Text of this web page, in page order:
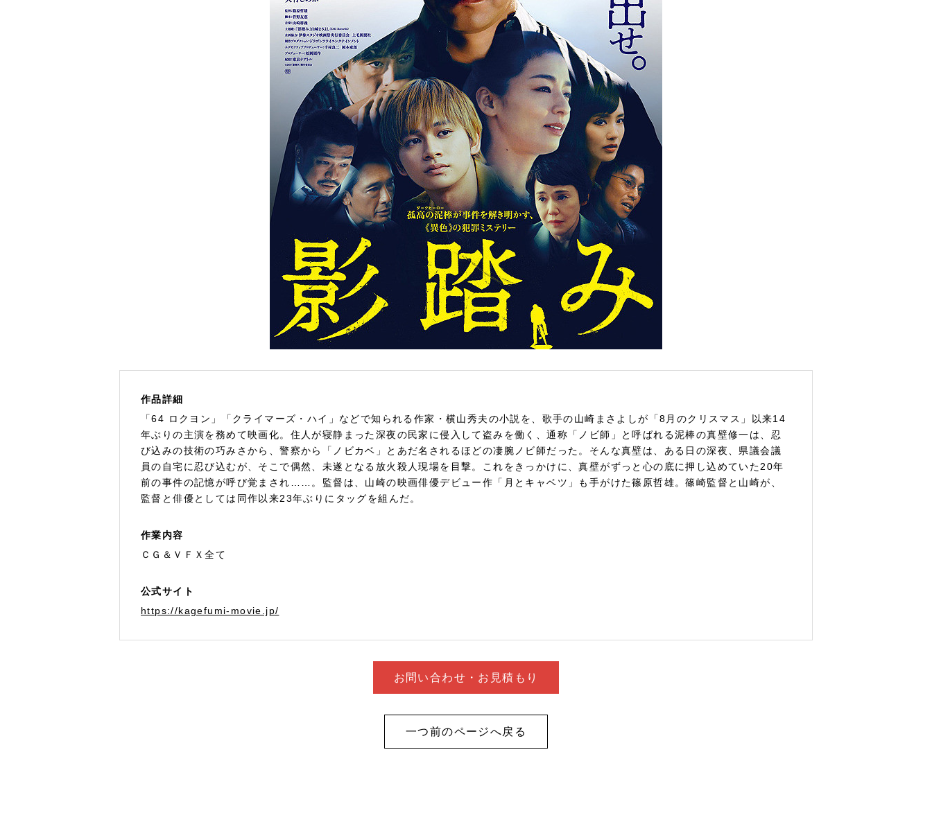
作品詳細
「64 ロクヨン」「クライマーズ・ハイ」などで知られる作家・横山秀夫の小説を、歌手の山崎まさよしが「8月のクリスマス」以来14
年ぶりの主演を務めて映画化。住人が寝静まった深夜の民家に侵入して盗みを働く、通称「ノビ師」と呼ばれる泥棒の真壁修一は、忍
び込みの技術の巧みさから、警察から「ノビカベ」とあだ名されるほどの凄腕ノビ師だった。そんな真壁は、ある日の深夜、県議会議
員の自宅に忍び込むが、そこで偶然、未遂となる放火殺人現場を目撃。これをきっかけに、真壁がずっと心の底に押し込めていた20年
前の事件の記憶が呼び覚まされ……。監督は、山崎の映画俳優デビュー作「月とキャベツ」も手がけた篠原哲雄。篠崎監督と山崎が、
監督と俳優としては同作以来23年ぶりにタッグを組んだ。
作業内容
ＣＧ＆ＶＦＸ全て
公式サイト
https://kagefumi-movie.jp/
お問い合わせ・お見積もり
一つ前のページへ戻る